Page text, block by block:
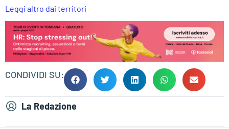
Leggi altro dai territori
CONDIVIDI SU:
La Redazione